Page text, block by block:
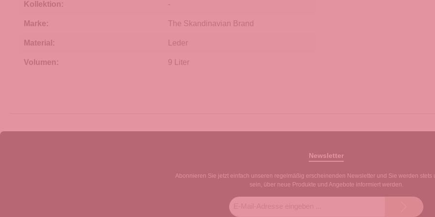
Kollektion: -
Marke: The Skandinavian Brand
Material: Leder
Volumen: 9 Liter
Newsletter
Abonnieren Sie jetzt einfach unseren regelmäßig erscheinenden Newsletter und Sie werden stets
sein, über neue Produkte und Angebote informiert werden.